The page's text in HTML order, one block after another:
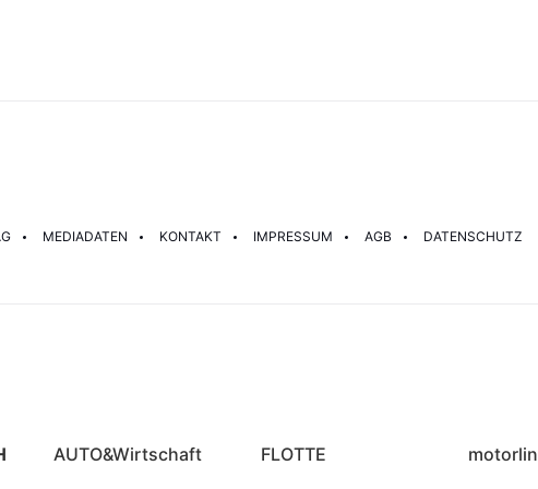
MEDIADATEN KONTAKT IMPRESSUM AGB DATENSCHUTZ
AUTO&Wirtschaft FLOTTE